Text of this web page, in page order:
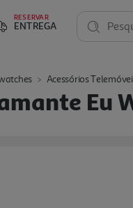
RESERVAR
ENTREGA
Acessórios
Eu